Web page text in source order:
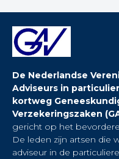
De Nederlandse
Adviseurs in
kortweg
Verzekeringszaken
gericht op het
De leden zijn artsen die
adviseur in de